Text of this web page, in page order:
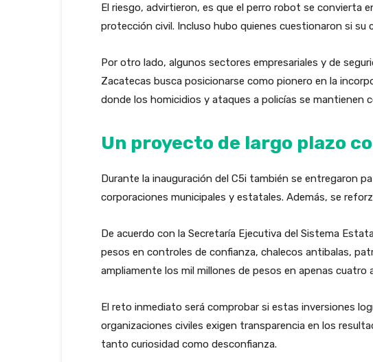
El riesgo, advirtieron, es que el perro robot se convierta
protección civil. Incluso hubo quienes cuestionaron si
Por otro lado, algunos sectores empresariales y de
Zacatecas busca posicionarse como pionero en la
donde los homicidios y ataques a policías se mantienen
Un proyecto de largo plazo
Durante la inauguración del C5i también se entregaron
corporaciones municipales y estatales. Además, se
De acuerdo con la Secretaría Ejecutiva del Sistema
pesos en controles de confianza, chalecos antibalas,
ampliamente los mil millones de pesos en apenas cuatro
El reto inmediato será comprobar si estas inversiones
organizaciones civiles exigen transparencia en los
tanto curiosidad como desconfianza.